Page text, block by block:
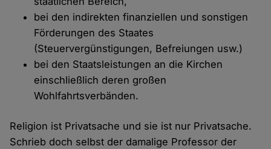
bei den indirekten finanziellen und sonstigen
Förderungen des Staates
(Steuervergünstigungen, Befreiungen usw.)
bei den Staatsleistungen an die Kirchen
einschließlich deren großen
Wohlfahrtsverbänden.
Religion ist Privatsache und sie ist nur Privatsache.
Schrieb doch selbst der damalige Professor der